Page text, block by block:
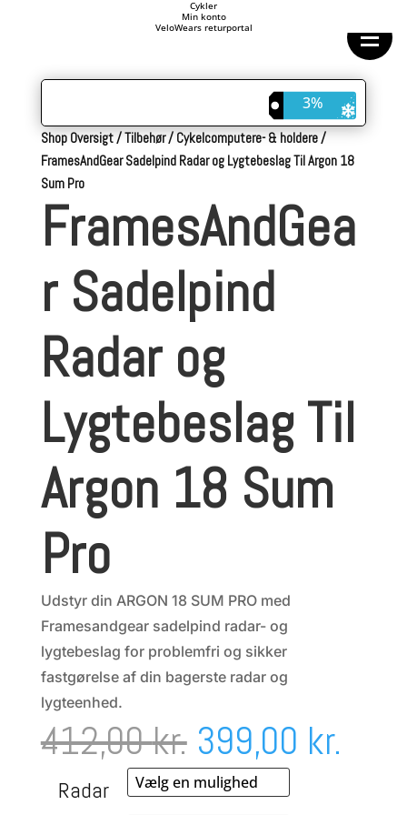
Geargrupper
Komponenter
Tilbehør
Værktøj
Wattmålere
Cykler
Min konto
VeloWears returportal
3%
Shop Oversigt/Tilbehør/Cykelcomputere- & holdere/
FramesAndGear Sadelpind Radar og Lygtebeslag Til Argon 18
Sum Pro
FramesAndGea
r Sadelpind
Radar og
Lygtebeslag Til
Argon 18 Sum
Pro
Udstyr din ARGON 18 SUM PRO med
Framesandgear sadelpind radar- og
lygtebeslag for problemfri og sikker
fastgørelse af din bagerste radar og
lygteenhed.
412,00kr. Den
oprindelige
399,00 kr.
Radar